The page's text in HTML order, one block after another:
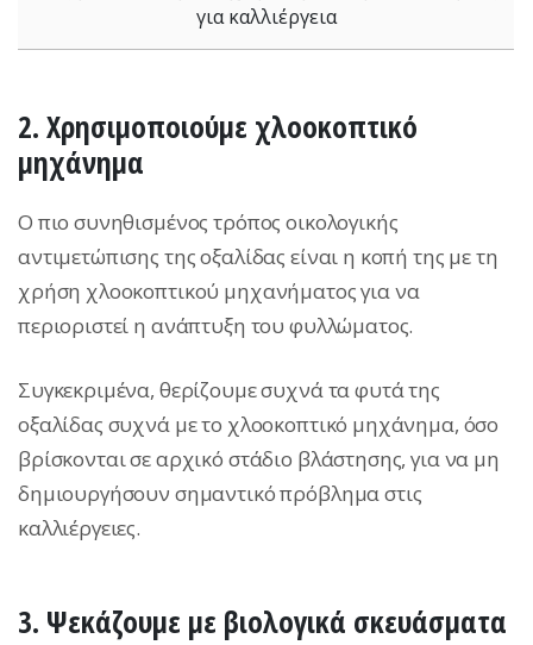
για καλλιέργεια
2. Χρησιμοποιούμε χλοοκοπτικό
μηχάνημα
Ο πιο συνηθισμένος τρόπος οικολογικής
αντιμετώπισης της οξαλίδας είναι η κοπή της με τη
χρήση χλοοκοπτικού μηχανήματος για να
περιοριστεί η ανάπτυξη του φυλλώματος.
Συγκεκριμένα, θερίζουμε συχνά τα φυτά της
οξαλίδας συχνά με το χλοοκοπτικό μηχάνημα, όσο
βρίσκονται σε αρχικό στάδιο βλάστησης, για να μη
δημιουργήσουν σημαντικό πρόβλημα στις
καλλιέργειες.
3. Ψεκάζουμε με βιολογικά σκευάσματα